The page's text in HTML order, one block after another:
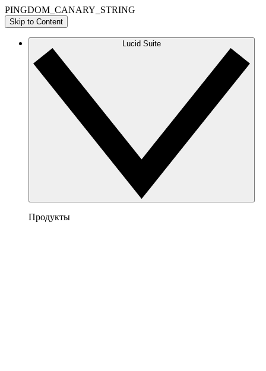
PINGDOM_CANARY_STRING
Skip to Content
Lucid Suite
Продукты